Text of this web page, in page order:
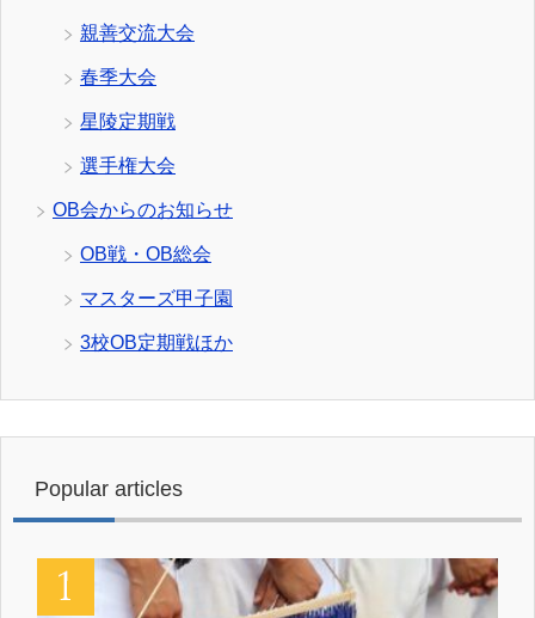
親善交流大会
春季大会
星陵定期戦
選手権大会
OB会からのお知らせ
OB戦・OB総会
マスターズ甲子園
3校OB定期戦ほか
Popular articles